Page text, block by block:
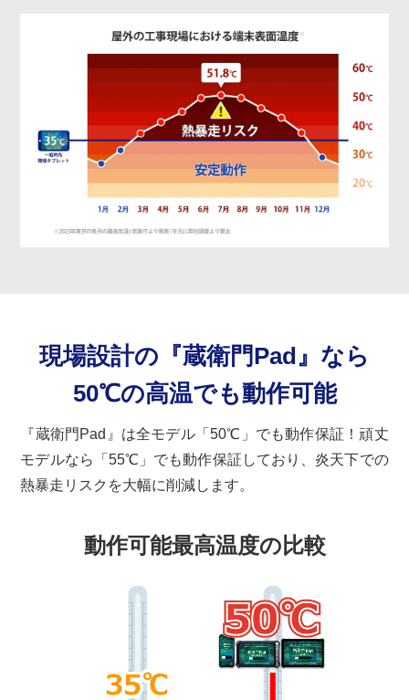
現場設計の『蔵衛門Pad』なら
50℃の高温でも動作可能
『蔵衛門Pad』は全モデル「50℃」でも動作保証！頑丈
モデルなら「55℃」でも動作保証しており、炎天下での
熱暴走リスクを大幅に削減します。
動作可能最高温度の比較